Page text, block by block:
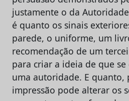
justamente o da
é quanto os sinais
parede, o uniforme, um
recomendação de um
para criar a ideia de que
uma autoridade. E quanto,
impressão pode alterar os